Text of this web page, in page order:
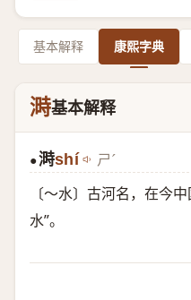
基本解释 康熙字典
溡基本解释
●溡shí ㄕˊ
〔～水〕古河名，在今
水”。